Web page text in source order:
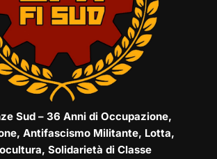
Sud – 36 Anni di Occupazione,
Antifascismo Militante, Lotta,
Solidarietà di Classe